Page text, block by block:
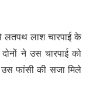
लतपथ लाश चारपाई के
ने उस चारपाई को
फांसी की सजा मिले